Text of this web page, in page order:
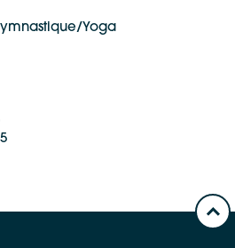
Yoga